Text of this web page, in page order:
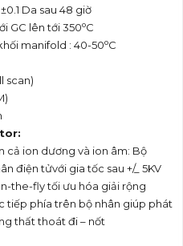
Da sau 48 giờ
GC lên tới 350oC
manifold : 40-50oC
scan)
cả ion dương và ion âm: Bộ
điện tửvới gia tốc sau +/_ 5KV
the-fly tối ưu hóa giải rộng
tiếp phía trên bộ nhân giúp phát
thất thoát đi – nốt